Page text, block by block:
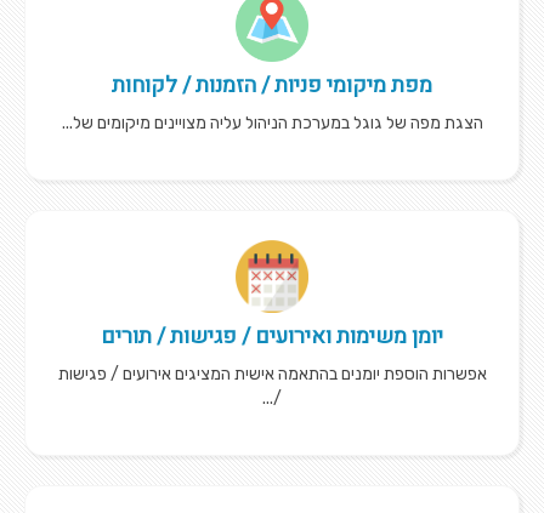
מפת מיקומי פניות / הזמנות / לקוחות
הצגת מפה של גוגל במערכת הניהול עליה מצויינים מיקומים של...
יומן משימות ואירועים / פגישות / תורים
אפשרות הוספת יומנים בהתאמה אישית המציגים אירועים / פגישות
/...